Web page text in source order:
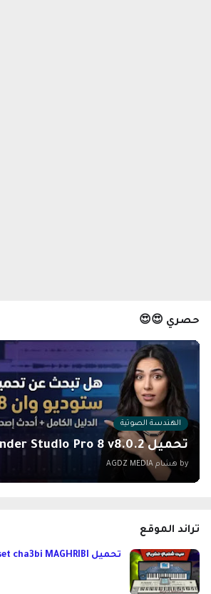
حصري 😍😍
الهندسة الصوتية
تحميل Fender Studio Pro 8 v8.0.2
by هشام AGDZ MEDIA
تراند الموقع
تحميل set cha3bi MAGHRIBI سيت شعبي مغربي